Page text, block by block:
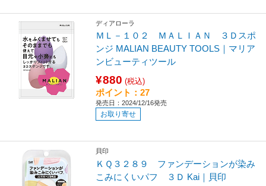
ディアローラ
ＭＬ－１０２ ＭＡＬＩＡＮ ３Ｄスポ
ンジ MALIAN BEAUTY TOOLS｜マリア
ンビューティツール
¥880 (税込)
ポイント：27
発売日：2024/12/16発売
お取り寄せ
貝印
ＫＱ３２８９ ファンデーションが染み
こみにくいパフ ３Ｄ Kai｜貝印